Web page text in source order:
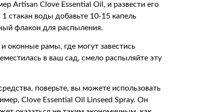
Artisan Clove Essential Oil, и развести его
стакан воды добавьте 10-15 капель
флакон для распыления.
оконные рамы, где могут завестись
в ваш сад, смело распыляйте эту
поверьте, вы можете использовать
Clove Essential Oil Linseed Spray. Он